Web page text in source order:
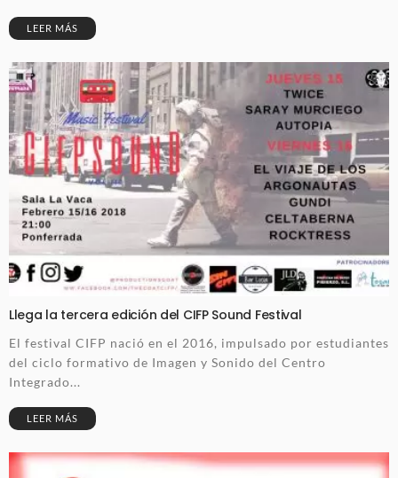
LEER MÁS
Llega la tercera edición del CIFP Sound Festival
El festival CIFP nació en el 2016, impulsado por estudiantes
del ciclo formativo de Imagen y Sonido del Centro
Integrado...
LEER MÁS